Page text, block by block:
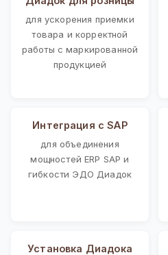
для ускорения приемки
товара и корректной
работы с маркированной
продукцией
Интеграция с SAP
для объединения
мощностей ERP SAP и
гибкости ЭДО Диадок
Установка Диадока